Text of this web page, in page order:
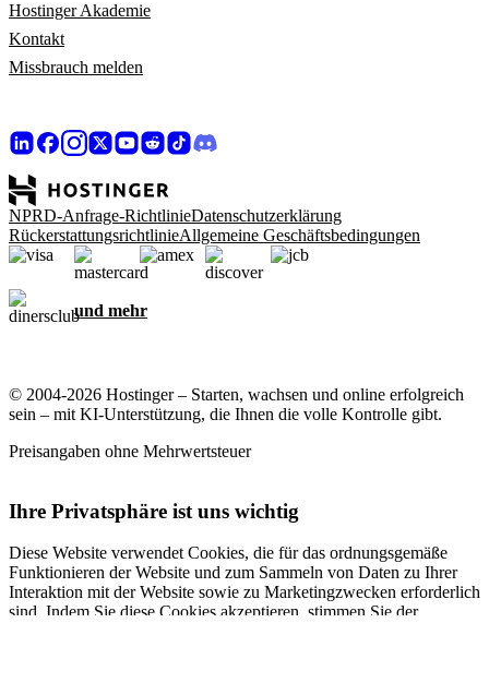
Hostinger Akademie
Kontakt
Missbrauch melden
NPRD-Anfrage-RichtlinieDatenschutzerklärung
RückerstattungsrichtlinieAllgemeine Geschäftsbedingungen
und mehr
© 2004-2026 Hostinger – Starten, wachsen und online erfolgreich
sein – mit KI-Unterstützung, die Ihnen die volle Kontrolle gibt.
Preisangaben ohne Mehrwertsteuer
Ihre Privatsphäre ist uns wichtig
Diese Website verwendet Cookies, die für das ordnungsgemäße
Funktionieren der Website und zum Sammeln von Daten zu Ihrer
Interaktion mit der Website sowie zu Marketingzwecken erforderlich
sind. Indem Sie diese Cookies akzeptieren, stimmen Sie der